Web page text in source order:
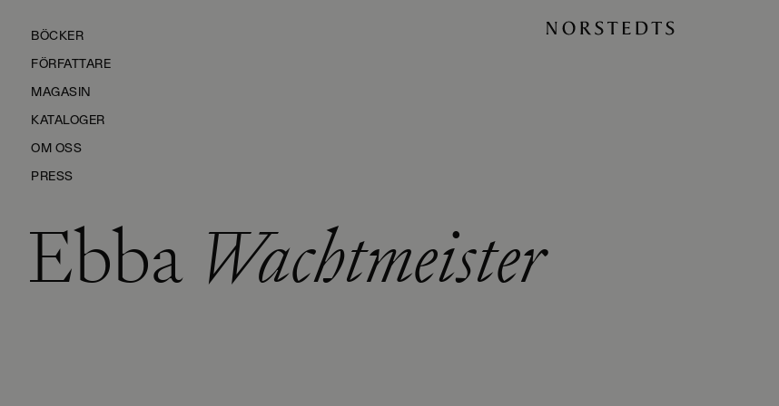
BÖCKER
FÖRFATTARE
MAGASIN
KATALOGER
OM OSS
PRESS
KONTAKTA OSS
HÅLLBARHET
EbbaWachtmeister